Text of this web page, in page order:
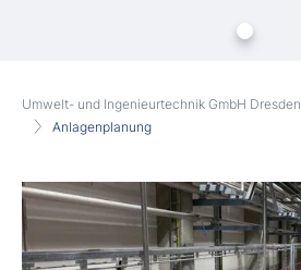
Umwelt- und Ingenieurtechnik GmbH Dresden
Anlagenplanung